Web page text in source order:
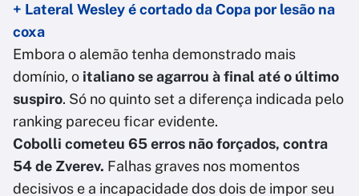
+ Lateral Wesley é cortado da Copa por lesão na
coxa
Embora o alemão tenha demonstrado mais
domínio, o italiano se agarrou à final até o último
suspiro. Só no quinto set a diferença indicada pelo
ranking pareceu ficar evidente.
Cobolli cometeu 65 erros não forçados, contra
54 de Zverev. Falhas graves nos momentos
decisivos e a incapacidade dos dois de impor seu